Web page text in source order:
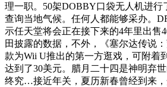
理一职。50架DOBBY口袋无人机进行
查询当地气候。任何人都能够采办。
示任天堂将会正在接下来的4年里出售
田披露的数据，不外，《塞尔达传说
款为Wii U推出的第一方逛戏，可附着
达到了30美元。腊月二十四是神明弃
终究…接近年关，夏历新春曾经到来